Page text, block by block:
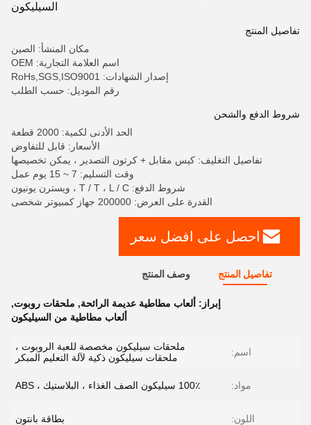
السيليكون
تفاصيل المنتج
مكان المنشأ: الصين
اسم العلامة التجارية: OEM
إصدار الشهادات: RoHs,SGS,ISO9001
رقم الموديل: حسب الطلب
شروط الدفع والشحن
الحد الأدنى لكمية: 2000 قطعة
الأسعار: قابل للتفاوض
تفاصيل التغليف: كيس مقابل + كرتون التصدير ، يمكن تخصيصها
وقت التسليم: 7 ~ 15 يوم عمل
شروط الدفع: T / T ، L / C ، ويسترن يونيون
القدرة على العرض: 200000 جهاز كمبيوتر شخصى
احصل على افضل سعر
تفاصيل المنتج وصف المنتج
إبراز: ألعاب مطاطية عديمة الرائحة, ملحقات روبوت,
ألعاب مطاطية من السيليكون
اسم:
ملحقات سيليكون مخصصة للعبة الروبوت ،
ملحقات سيليكون ذكية لآلة التعليم المبكر
مواد: 100٪ سيليكون الصف الغذاء ، البلاستيك ، ABS
اللون: بطاقة بانتون